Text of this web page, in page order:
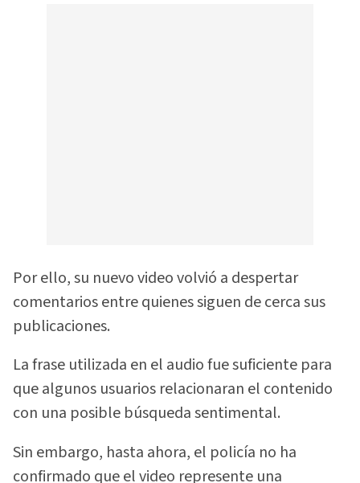
Por ello, su nuevo video volvió a despertar
comentarios entre quienes siguen de cerca sus
publicaciones.
La frase utilizada en el audio fue suficiente para
que algunos usuarios relacionaran el contenido
con una posible búsqueda sentimental.
Sin embargo, hasta ahora, el policía no ha
confirmado que el video represente una